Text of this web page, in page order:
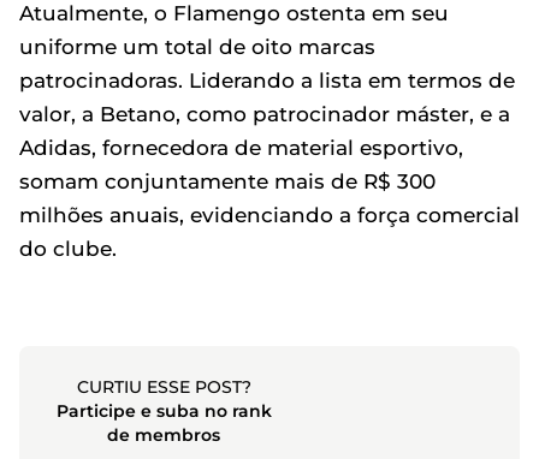
Atualmente, o Flamengo ostenta em seu
uniforme um total de oito marcas
patrocinadoras. Liderando a lista em termos de
valor, a Betano, como patrocinador máster, e a
Adidas, fornecedora de material esportivo,
somam conjuntamente mais de R$ 300
milhões anuais, evidenciando a força comercial
do clube.
CURTIU ESSE POST?
Participe e suba no rank
de membros